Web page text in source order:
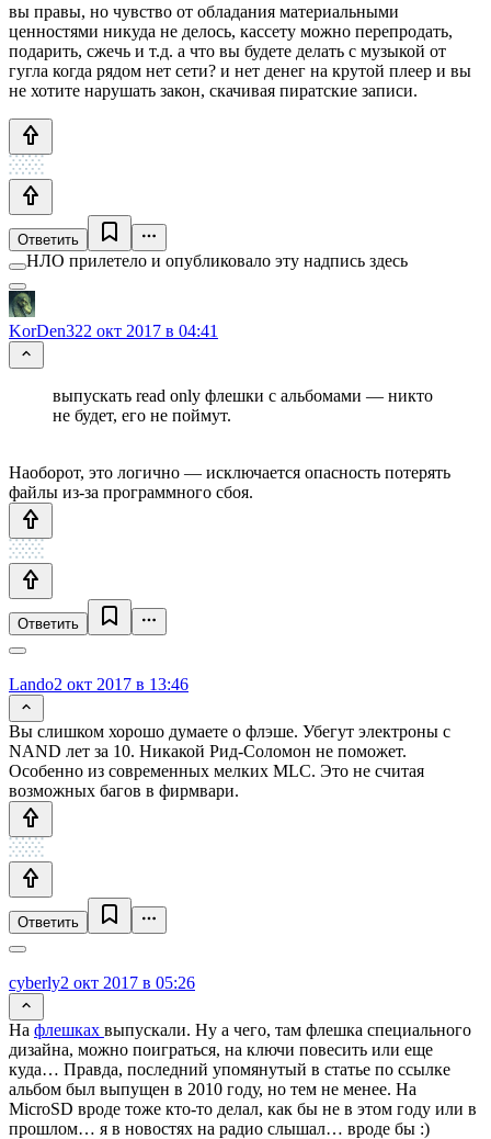
вы правы, но чувство от обладания материальными
ценностями никуда не делось, кассету можно перепродать,
подарить, сжечь и т.д. а что вы будете делать с музыкой от
гугла когда рядом нет сети? и нет денег на крутой плеер и вы
не хотите нарушать закон, скачивая пиратские записи.
Ответить
НЛО прилетело и опубликовало эту надпись здесь
KorDen322 окт 2017 в 04:41
выпускать read only флешки с альбомами — никто
не будет, его не поймут.
Наоборот, это логично — исключается опасность потерять
файлы из-за программного сбоя.
Ответить
Lando2 окт 2017 в 13:46
Вы слишком хорошо думаете о флэше. Убегут электроны с
NAND лет за 10. Никакой Рид-Соломон не поможет.
Особенно из современных мелких MLC. Это не считая
возможных багов в фирмвари.
Ответить
cyberly2 окт 2017 в 05:26
На флешках выпускали. Ну а чего, там флешка специального
дизайна, можно поиграться, на ключи повесить или еще
куда… Правда, последний упомянутый в статье по ссылке
альбом был выпущен в 2010 году, но тем не менее. На
MicroSD вроде тоже кто-то делал, как бы не в этом году или в
прошлом… я в новостях на радио слышал… вроде бы :)